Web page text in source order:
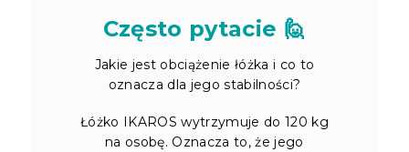
Często pytacie 🙋
Jakie jest obciążenie łóżka i co to
oznacza dla jego stabilności?
Łóżko IKAROS wytrzymuje do 120 kg
na osobę. Oznacza to, że jego